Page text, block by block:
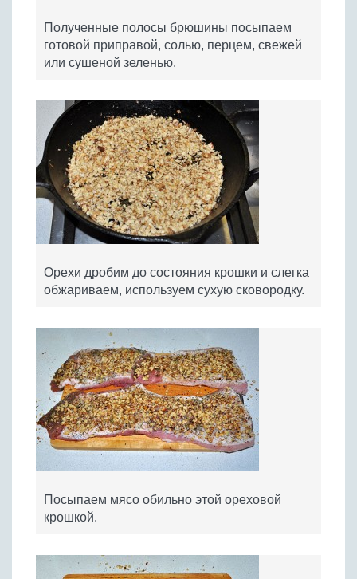
Полученные полосы брюшины посыпаем
готовой приправой, солью, перцем, свежей
или сушеной зеленью.
Орехи дробим до состояния крошки и слегка
обжариваем, используем сухую сковородку.
Посыпаем мясо обильно этой ореховой
крошкой.